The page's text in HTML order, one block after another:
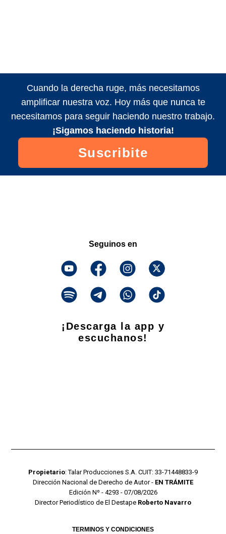
Cuando la derecha ruge, más necesitamos
amplificar nuestra voz. Hoy más que nunca te
necesitamos para seguir haciendo nuestro trabajo.
¡Sigamos haciendo historia!
Suscribite
Seguinos en
¡Descarga la app y
escuchanos!
Propietario: Talar Producciones S.A. CUIT: 33-71448833-9
Dirección Nacional de Derecho de Autor - EN TRÁMITE
Edición Nº - 4293 - 07/08/2026
Director Periodístico de El Destape Roberto Navarro
TERMINOS Y CONDICIONES